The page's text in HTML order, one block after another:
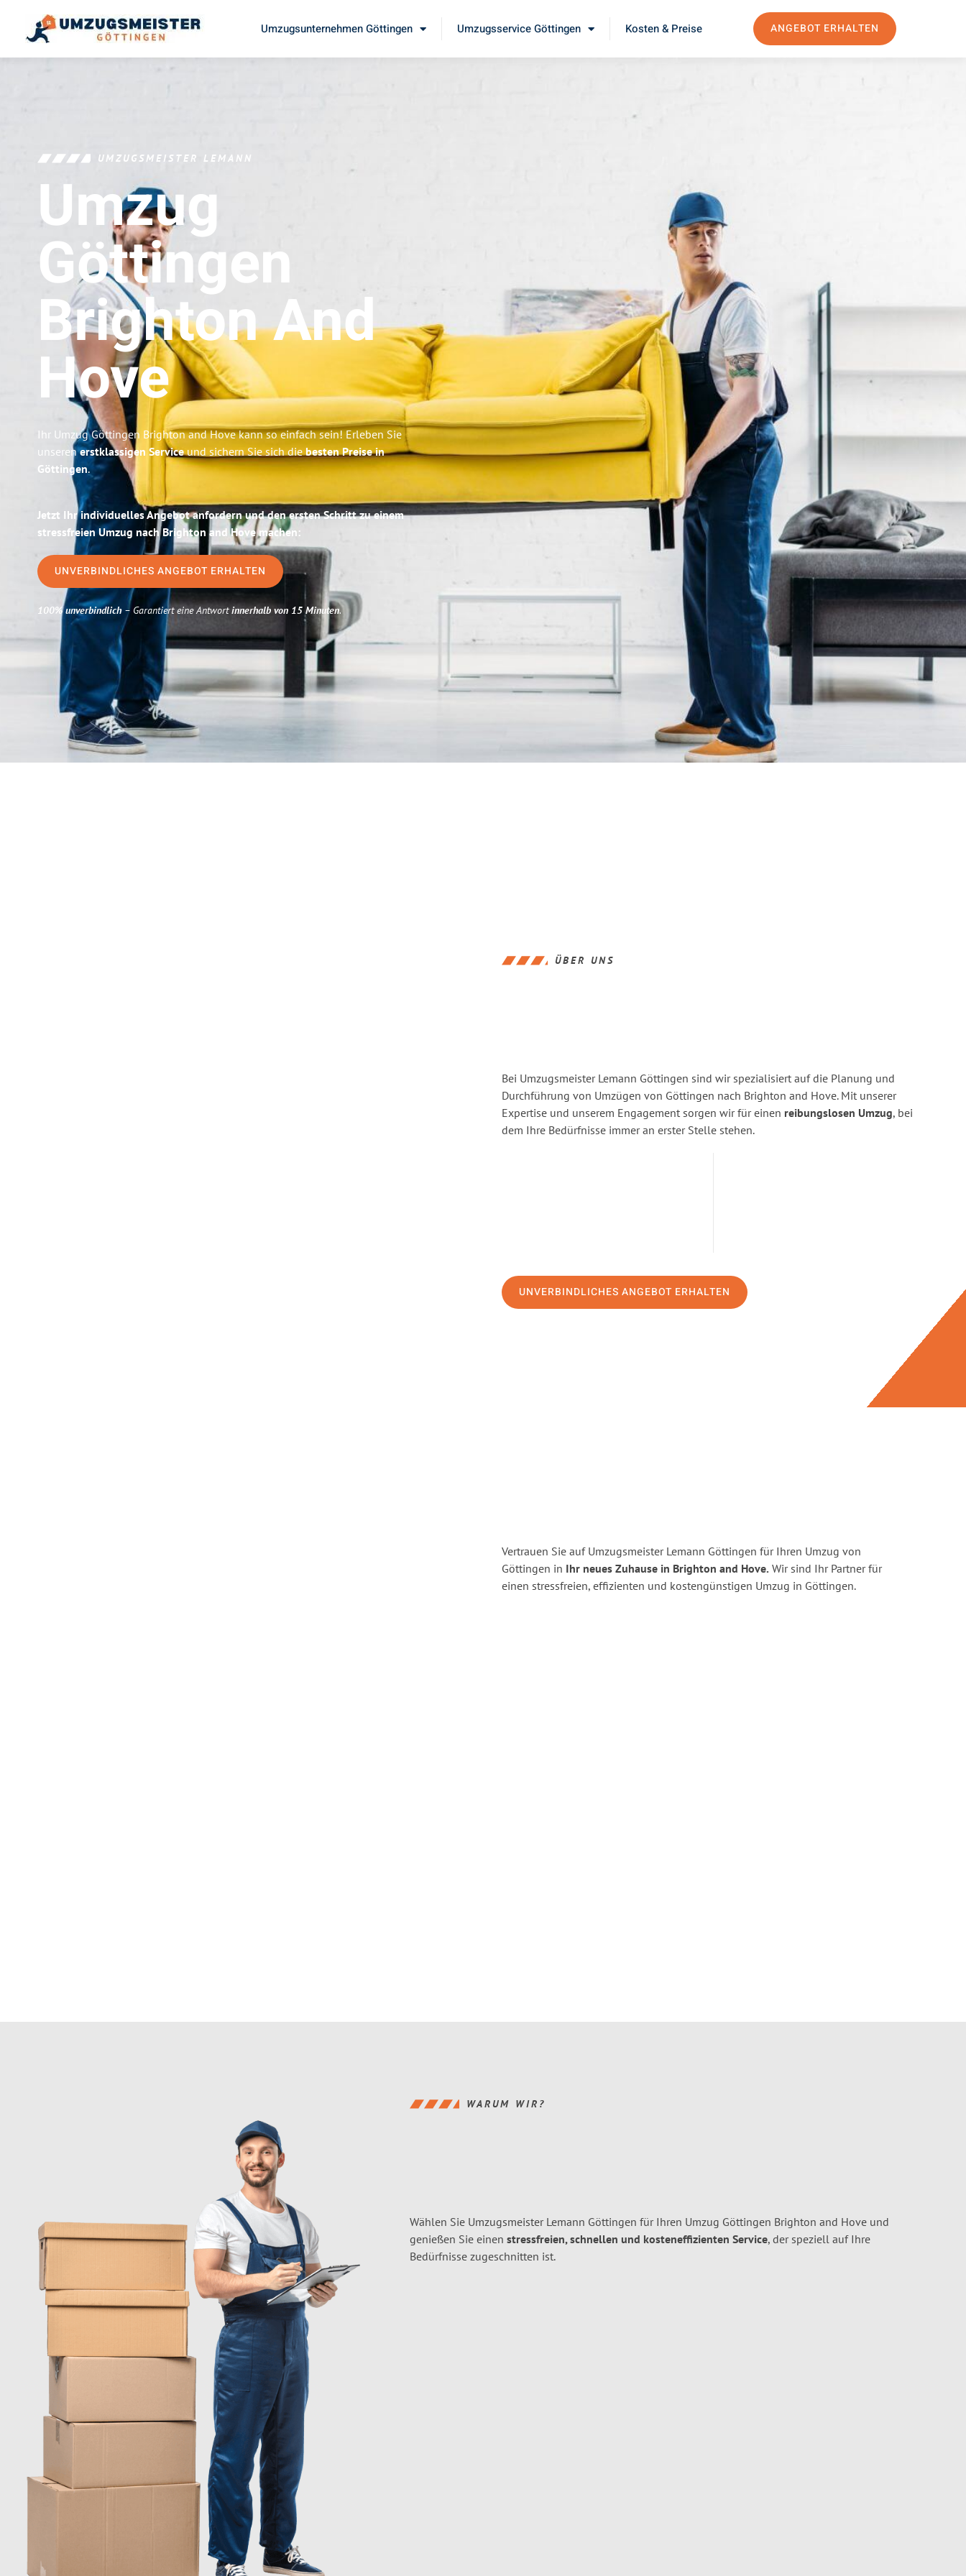
Umzugsunternehmen Göttingen Umzugsservice Göttingen Kosten & Preise ANGEBOT ERHALTEN
UMZUGSMEISTER LEMANN
Umzug
Göttingen
Brighton And
Hove
Ihr Umzug Göttingen Brighton and Hove kann so einfach sein! Erleben Sie
unserenerstklassigen Serviceund sichern Sie sich diebesten Preise in
Göttingen.
Jetzt Ihr individuelles Angebot anfordern und den ersten Schritt zu einem
stressfreien Umzug nach Brighton and Hove machen:
UNVERBINDLICHES ANGEBOT ERHALTEN
100% unverbindlich– Garantiert eine Antwortinnerhalb von 15 Minuten.
ÜBER UNS
Bei Umzugsmeister Lemann Göttingen sind wir spezialisiert auf die Planung und
Durchführung von Umzügen von Göttingen nach Brighton and Hove. Mit unserer
Expertise und unserem Engagement sorgen wir für einen reibungslosen Umzug, bei
dem Ihre Bedürfnisse immer an erster Stelle stehen.
UNVERBINDLICHES ANGEBOT ERHALTEN
Vertrauen Sie auf Umzugsmeister Lemann Göttingen für Ihren Umzug von
Göttingen in Ihr neues Zuhause in Brighton and Hove. Wir sind Ihr Partner für
einen stressfreien, effizienten und kostengünstigen Umzug in Göttingen.
WARUM WIR?
Wählen Sie Umzugsmeister Lemann Göttingen für Ihren Umzug Göttingen Brighton and Hove und
genießen Sie einen stressfreien, schnellen und kosteneffizienten Service, der speziell auf Ihre
Bedürfnisse zugeschnitten ist.